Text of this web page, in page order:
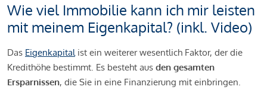
Wie viel Immobilie kann ich mir leisten
mit meinem Eigenkapital? (inkl. Video)
Das Eigenkapitalist ein weiterer wesentlich Faktor, der die
Kredithöhe bestimmt. Es besteht aus den gesamten
Ersparnissen, die Sie in eine Finanzierung mit einbringen.